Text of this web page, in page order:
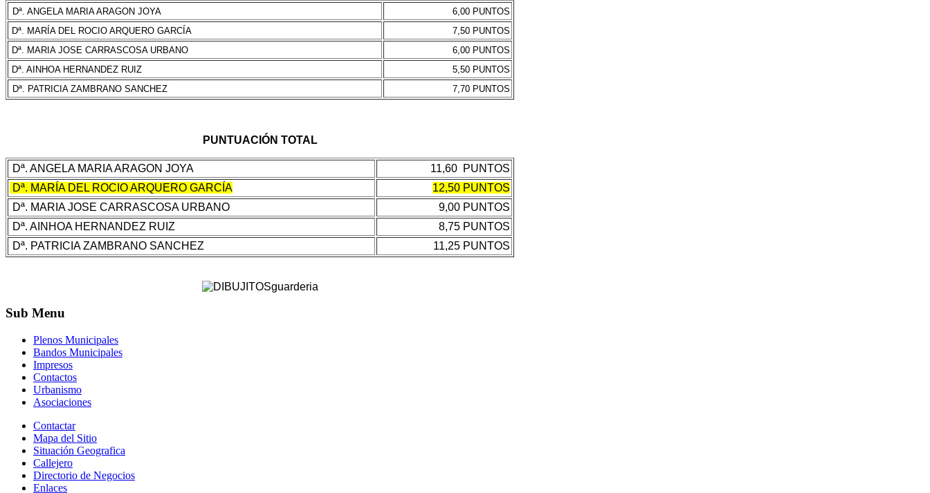
Dª. ANGELA MARIA ARAGON JOYA
6,00 PUNTOS
Dª. MARÍA DEL ROCIO ARQUERO GARCÍA
7,50 PUNTOS
Dª. MARIA JOSE CARRASCOSA URBANO
6,00 PUNTOS
Dª. AINHOA HERNANDEZ RUIZ
5,50 PUNTOS
Dª. PATRICIA ZAMBRANO SANCHEZ
7,70 PUNTOS
PUNTUACIÓN TOTAL
Dª. ANGELA MARIA ARAGON JOYA 11,60 PUNTOS
Dª. MARÍA DEL ROCIO ARQUERO GARCÍA
12,50 PUNTOS
Dª. MARIA JOSE CARRASCOSA URBANO
9,00 PUNTOS
Dª. AINHOA HERNANDEZ RUIZ
8,75 PUNTOS
Dª. PATRICIA ZAMBRANO SANCHEZ
11,25 PUNTOS
Sub Menu
Plenos Municipales
Bandos Municipales
Impresos
Contactos
Urbanismo
Asociaciones
Contactar
Mapa del Sitio
Situación Geografica
Callejero
Directorio de Negocios
Enlaces